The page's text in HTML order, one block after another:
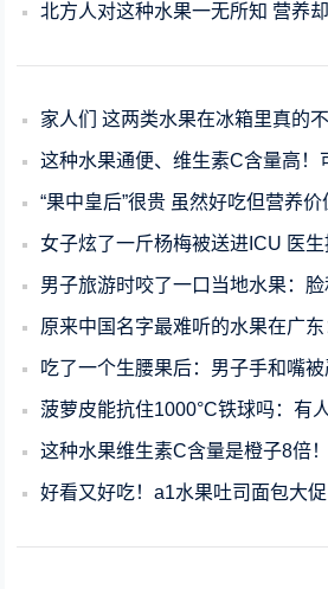
北方人对这种水果一无所知 营养却相当丰富
家人们 这两类水果在冰箱里真的不
这种水果通便、维生素C含量高！可惜知
“果中皇后”很贵 虽然好吃但营养价值一般
女子炫了一斤杨梅被送进ICU 医生提醒：高钾水果
男子旅游时咬了一口当地水果：脸和手3度烧伤
原来中国名字最难听的水果在广东：番石榴
吃了一个生腰果后：男子手和嘴被
菠萝皮能抗住1000°C铁球吗：有人做了
这种水果维生素C含量是橙子8倍！被誉为
好看又好吃！a1水果吐司面包大促：